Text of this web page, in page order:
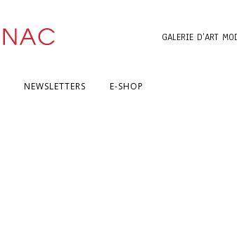
GALERIE D’ART
NEWSLETTERS E-SHOP